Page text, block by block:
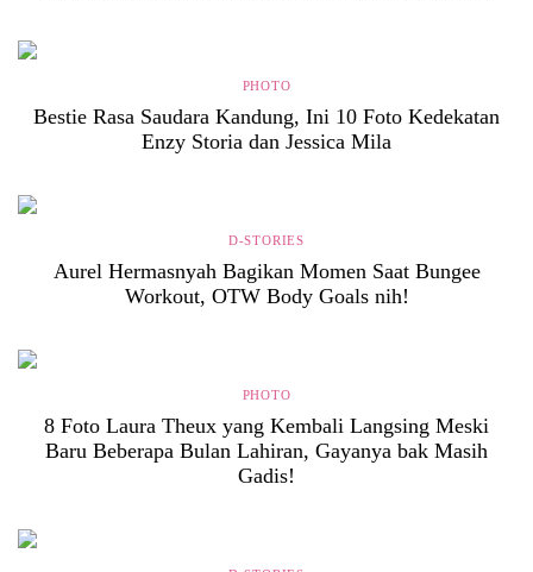
PHOTO
Bestie Rasa Saudara Kandung, Ini 10 Foto Kedekatan
Enzy Storia dan Jessica Mila
D-STORIES
Aurel Hermasnyah Bagikan Momen Saat Bungee
Workout, OTW Body Goals nih!
PHOTO
8 Foto Laura Theux yang Kembali Langsing Meski
Baru Beberapa Bulan Lahiran, Gayanya bak Masih
Gadis!